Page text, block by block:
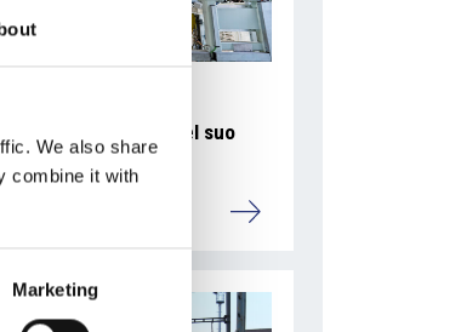
We also share
combine it with
Marketing
avvia la produzione del suo
Ceca